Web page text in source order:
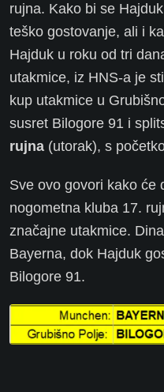
rujna. Kako bi se
teško gostovanje, ali i
Hajduk u roku od tri
utakmice, iz HNS-a je
kup utakmice u
susret Bilogore 91 i
rujna (utorak), s
Sve ovo govori kako će
nogometna kluba 17.
značajne utakmice.
Bayerna, dok Hajduk
Bilogore 91.